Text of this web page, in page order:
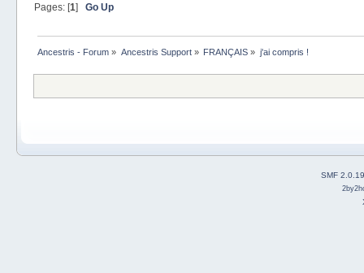
Pages: [1] Go Up
Ancestris - Forum » Ancestris Support» FRANÇAIS » j'ai compris !
SMF 2.0.19